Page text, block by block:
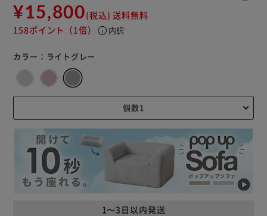
¥15,800(税込) 送料無料
158ポイント （1倍） info 内訳
カラー： ライトグレー
1～3日以内発送